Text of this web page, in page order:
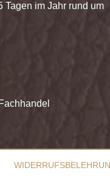
Tagen im Jahr rund um